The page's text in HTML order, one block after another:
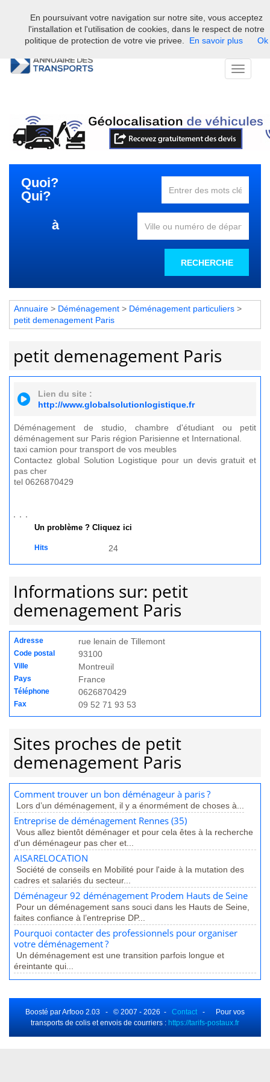
Bienvenue sur l'annuaire professionnel du transport et de la la
logistique en France.
Toggle
Quoi?
Qui?
à
RECHERCHE
Annuaire > Déménagement > Déménagement particuliers >
petit demenagement Paris
petit demenagement Paris
Lien du site :
http://www.globalsolutionlogistique.fr
Déménagement de studio, chambre d'étudiant ou petit
déménagement sur Paris région Parisienne et International.
taxi camion pour transport de vos meubles
Contactez global Solution Logistique pour un devis gratuit et
pas cher
tel 0626870429
Un problème ? Cliquez ici
Hits 24
Informations sur: petit
demenagement Paris
Adresse rue lenain de Tillemont
Code postal 93100
Ville Montreuil
Pays France
Téléphone 0626870429
Fax 09 52 71 93 53
Sites proches de petit
demenagement Paris
Comment trouver un bon déménageur à paris ?
Lors d’un déménagement, il y a énormément de choses à...
Entreprise de déménagement Rennes (35)
Vous allez bientôt déménager et pour cela êtes à la recherche
d'un déménageur pas cher et...
AISARELOCATION
Société de conseils en Mobilité pour l'aide à la mutation des
cadres et salariés du secteur...
Déménageur 92 déménagement Prodem Hauts de Seine
Pour un déménagement sans souci dans les Hauts de Seine,
faites confiance à l’entreprise DP...
Pourquoi contacter des professionnels pour organiser
votre déménagement ?
Un déménagement est une transition parfois longue et
éreintante qui...
Boosté par Arfooo 2.03 - © 2007 - 2026 - Contact - Pour vos
transports de colis et envois de courriers : https://tarifs-postaux.fr
En poursuivant votre navigation sur notre site, vous acceptez
l'installation et l'utilisation de cookies, dans le respect de notre
politique de protection de votre vie privee.
En savoir plus Ok